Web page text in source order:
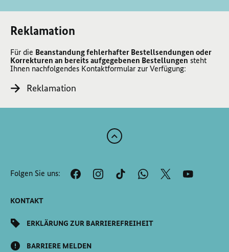
Reklamation
Für die Beanstandung fehlerhafter Bestellsendungen oder
Korrekturen an bereits aufgegebenen Bestellungen steht
Ihnen nachfolgendes Kontaktformular zur Verfügung:
Reklamation
Zum
der
Seite
Folgen Sie uns:
KONTAKT
ERKLÄRUNG ZUR BARRIEREFREIHEIT
BARRIERE MELDEN